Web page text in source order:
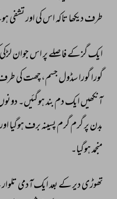
طرف دیکھا تاکہ اس کی اور تشفی
ایک گز کے فاصلے پر اس جوان لڑکی
گورا گورا سڈول جسم، چھت کی
آنکھیں ایک دم بند ہوگئیں۔
بدن پر گرم گرم پسینہ برف ہوگیا
منجمد ہوگیا۔
تھوڑی دیر کے بعد ایک آدمی تلوار